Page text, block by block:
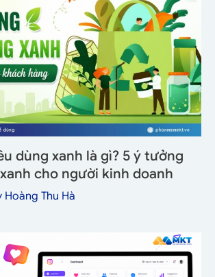
dùng xanh là gì? 5 ý tưởng
cho người kinh doanh
Hoàng Thu Hà